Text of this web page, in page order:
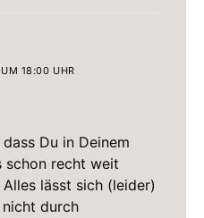
18:00 UHR
Du in Deinem
schon recht weit
lässt sich (leider)
durch